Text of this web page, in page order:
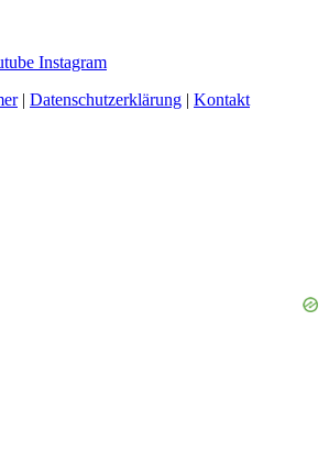
Instagram
| Datenschutzerklärung | Kontakt